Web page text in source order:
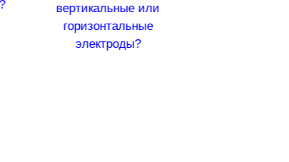
вертикальные или
горизонтальные
электроды?